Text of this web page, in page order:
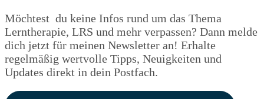
Möchtest du keine Infos rund um das Thema
Lerntherapie, LRS und mehr verpassen? Dann melde
dich jetzt für meinen Newsletter an! Erhalte
regelmäßig wertvolle Tipps, Neuigkeiten und
Updates direkt in dein Postfach.